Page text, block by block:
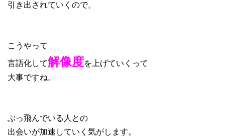
引き出されていくので。
こうやって
言語化して解像度を上げていくって
大事ですね。
ぶっ飛んでいる人との
出会いが加速していく気がします。